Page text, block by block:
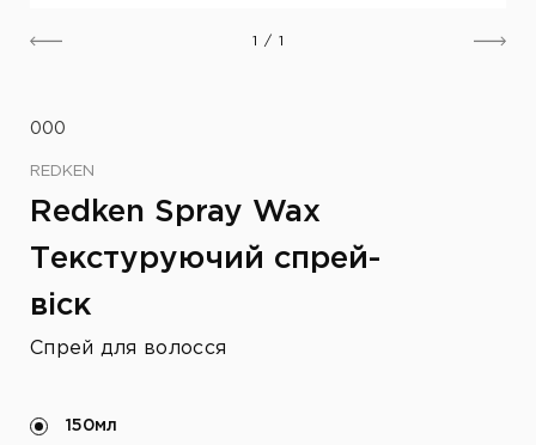
1 / 1
000
REDKEN
Redken Spray Wax
Текстуруючий спрей-
віск
Спрей для волосся
150мл